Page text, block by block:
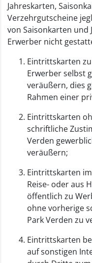
Jahreskarten,
Verzehrgutscheine
von Saisonkarten und
Erwerber nicht
Eintrittskarten
Erwerber selbst
veräußern, dies
Rahmen einer
Eintrittskarten
schriftliche
Verden
veräußern;
Eintrittskarten
Reise- oder aus
öffentlich zu
ohne vorherige
Park Verden zu
Eintrittskarten
auf sonstigen